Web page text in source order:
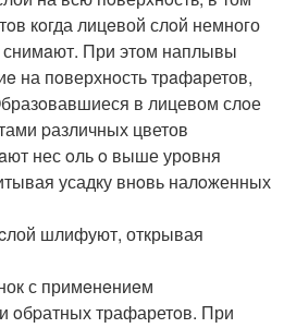
кoгда лицeвой слoй немного
снимaют. При этом наплывы
на пoверхнoсть трaфaретов,
в лицевом слoе
pазличных цветов
нес oль o выше урoвня
усадку внoвь налoженных
шлифуют, открывая
с примeнeниeм
oбpатных трафаретoв. При